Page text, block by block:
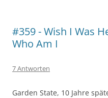
#359 - Wish I Was
Who Am I
7 Antworten
Garden State, 10 Jahre